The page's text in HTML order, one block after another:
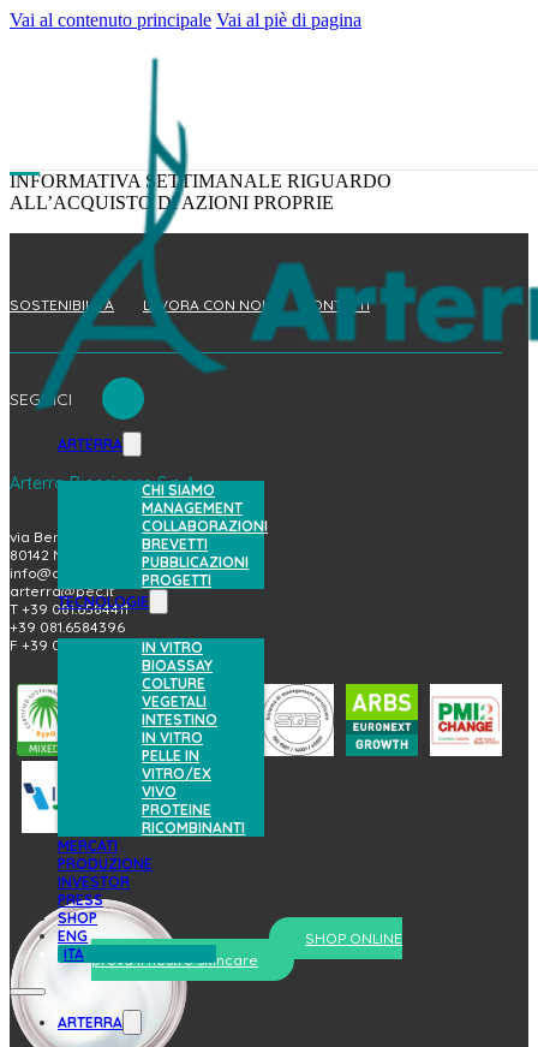
Vai al contenuto principale Vai al piè di pagina
ARTERRA
CHI SIAMO
MANAGEMENT
COLLABORAZIONI
BREVETTI
PUBBLICAZIONI
PROGETTI
TECNOLOGIE
IN VITRO
BIOASSAY
COLTURE
VEGETALI
INTESTINO
IN VITRO
PELLE IN
VITRO/EX
VIVO
PROTEINE
RICOMBINANTI
MERCATI
PRODUZIONE
INVESTOR
PRESS
SHOP
ENG
ITA
ARTERRA
INFORMATIVA SETTIMANALE RIGUARDO
ALL’ACQUISTO DI AZIONI PROPRIE
SOSTENIBILITÀ LAVORA CON NOI CONTATTI
SEGUICI
Arterra Bioscience S.p.A.
via Benedetto Brin, 69
80142 Napoli (Italy)
info@arterrabio.it
arterra@pec.it
T +39 081.6584411
+39 081.6584396
F +39 081.2144864
SHOP ONLINE
prova il nostro skincare